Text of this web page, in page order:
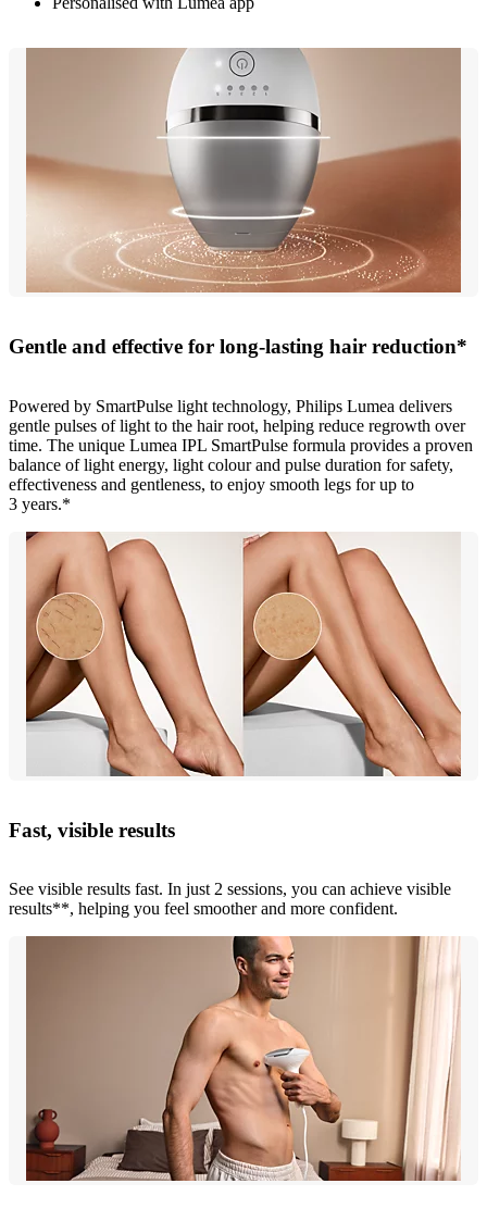
Gentle and effective for long-lasting hair reduction*
Powered by SmartPulse light technology, Philips Lumea delivers
gentle pulses of light to the hair root, helping reduce regrowth over
time. The unique Lumea IPL SmartPulse formula provides a proven
balance of light energy, light colour and pulse duration for safety,
effectiveness and gentleness, to enjoy smooth legs for up to
3 years.*
Fast, visible results
See visible results fast. In just 2 sessions, you can achieve visible
results**, helping you feel smoother and more confident.